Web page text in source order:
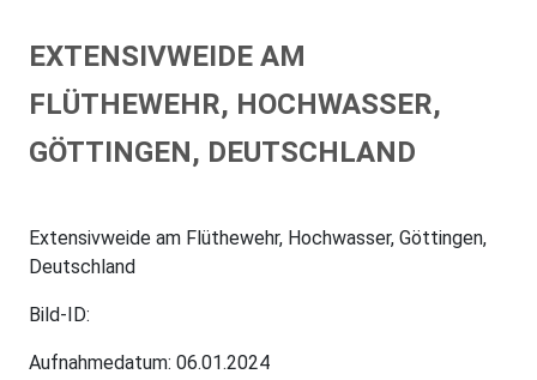
EXTENSIVWEIDE AM
FLÜTHEWEHR, HOCHWASSER,
GÖTTINGEN, DEUTSCHLAND
Extensivweide am Flüthewehr, Hochwasser, Göttingen,
Deutschland
Bild-ID:
Aufnahmedatum: 06.01.2024